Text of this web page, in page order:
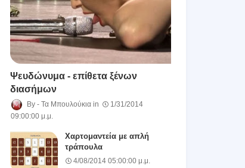
Ψευδώνυμα - επίθετα ξένων
διασήμων
Τα Μπουλούκια
1/31/2014
09:00:00 μ.μ.
Χαρτομαντεία με απλή
τράπουλα
4/08/2014 05:00:00 μ.μ.